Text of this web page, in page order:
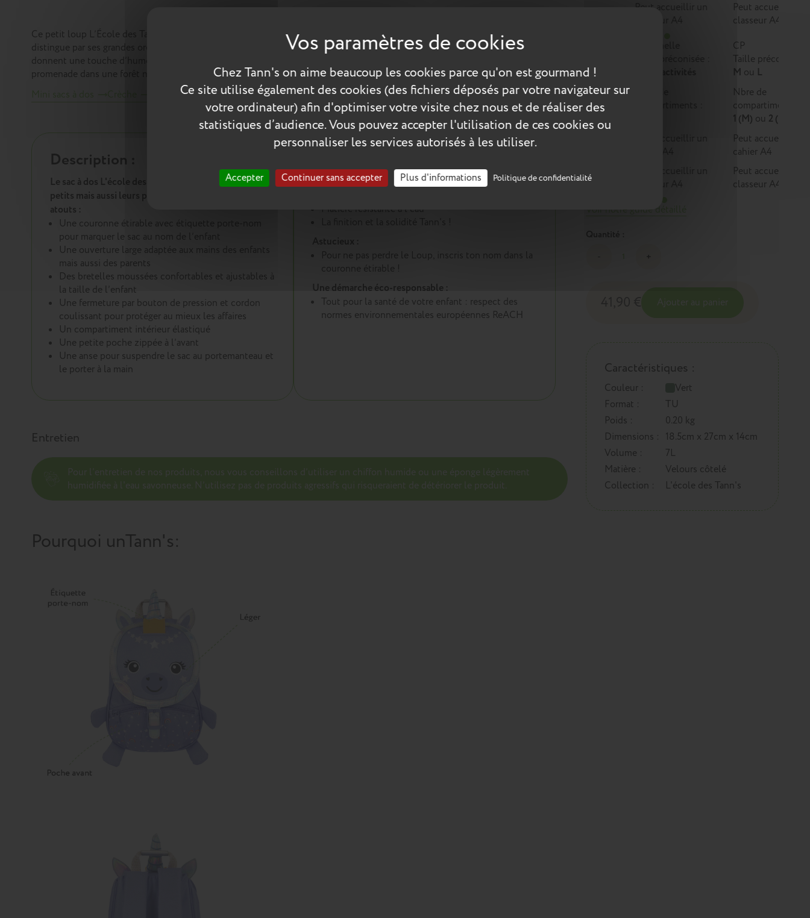
Chez Tann's on aime beaucoup les cookies parce qu'on est gourmand !
Ce site utilise également des cookies (des fichiers déposés par votre navigateur sur
votre ordinateur) afin d'optimiser votre visite chez nous et de réaliser des
statistiques d’audience. Vous pouvez accepter l'utilisation de ces cookies ou
personnaliser les services autorisés à les utiliser.
Accepter Continuer sans accepter Plus d'informations Politique de confidentialité
Peut accueillir un
Peut accueillir un
classeur A4
CP
Taille préconisée :
M ou L
Nbre de
compartiments :
1 (M) ou 2 (L)
Peut accueillir un
cahier A4
Peut accueillir un
classeur A4
Voir notre guide détaillé
Caractéristiques :
Couleur :
Vert
Format :
TU
Poids :
0.20 kg
Dimensions : 18.5cm x 27cm x 14cm
Volume :
7L
Matière :
Velours côtelé
Collection :
L'école des Tann's
Ce petit loup L’École des Tann’s, au regard espiègle, semble déjà prêt pour l’aventure. Il se décline dans un camaïeu de verts et se
distingue par ses grandes oreilles pointues bordées de fausse fourrure. Son sourire malicieux et ses petits crocs apparents lui
donnent une touche d’humour. Le corps du sac est confectionné en velours côtelé vert sapin, associé à un imprimé inspiré d’une
promenade dans une forêt nordique. Une boucle moutarde vient compléter l’ensemble et apporter un contraste chaleureux.
Description :
Le sac à dos L'école des Tann's saura satisfaire les
petits mais aussi leurs parents avec ses multiples
atouts :
Une couronne étirable avec étiquette porte-nom
pour marquer le sac au nom de l’enfant
Une ouverture large adaptée aux mains des enfants
mais aussi des parents
Des bretelles moussées confortables et ajustables à
la taille de l’enfant
Une fermeture par bouton de pression et cordon
coulissant pour protéger au mieux les affaires
Un compartiment intérieur élastiqué
Une petite poche zippée à l’avant
Une anse pour suspendre le sac au portemanteau et
le porter à la main
Un sac à dos conçu pour durer :
Matière résistante à l'eau
Une démarche éco-responsable :
Tout pour la santé de votre enfant : respect des
normes environnementales européennes ReACH
Entretien
Pourquoi unTann's: